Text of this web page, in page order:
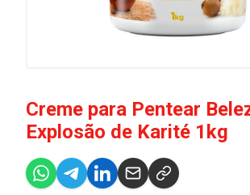
Creme para Pentear
Explosão de Karité 1kg